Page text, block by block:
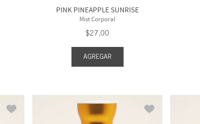
PINK PINEAPPLE SUNRISE
Mist Corporal
$27,00
AGREGAR